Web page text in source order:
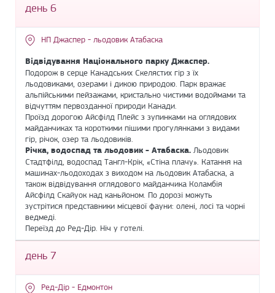
день 6
НП Джаспер - льодовик Атабаска
Відвідування Національного парку Джаспер.
Подорож в серце Канадських Скелястих гір з їх
льодовиками, озерами і дикою природою. Парк вражає
альпійськими пейзажами, кристально чистими водоймами та
відчуттям первозданної природи Канади.
Проїзд дорогою Айсфілд Плейс з зупинками на оглядових
майданчиках та короткими пішими прогулянками з видами
гір, річок, озер та льодовиків.
Річка, водоспад та льодовик - Атабаска. Льодовик
Стадтфілд, водоспад Тангл-Крік, «Стіна плачу». Катання на
машинах-льодоходах з виходом на льодовик Атабаска, а
також відвідування оглядового майданчика Коламбія
Айсфілд Скайуок над каньйоном. По дорозі можуть
зустрітися представники місцевої фауни: олені, лосі та чорні
ведмеді.
Переїзд до Ред-Дір. Ніч у готелі.
день 7
Ред-Дір - Едмонтон